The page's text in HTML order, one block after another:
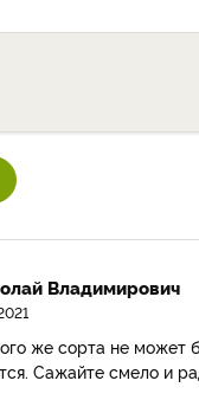
Владимирович
же сорта не может
Сажайте смело и